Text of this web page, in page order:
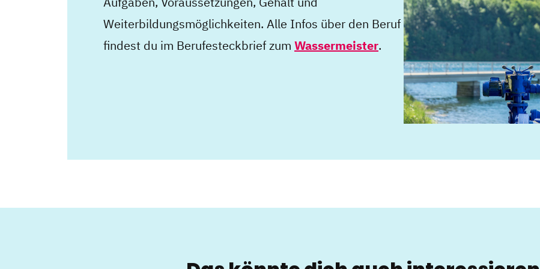
Weiterbildungsmöglichkeiten. Alle Infos über den Beruf
findest du im Berufesteckbrief zum Wassermeister.